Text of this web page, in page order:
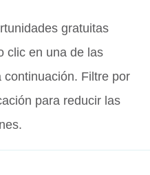
gratuitas
clic en una de las
Filtre por
para reducir las